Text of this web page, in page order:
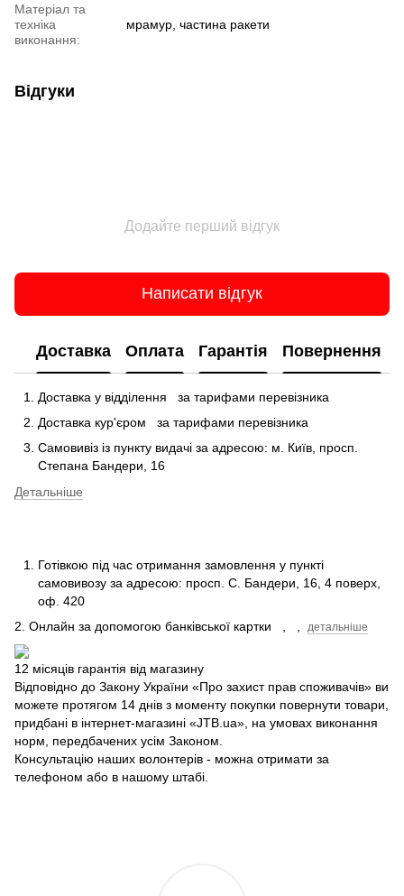
Матеріал та
техніка
виконання:
мрамур, частина ракети
Відгуки
Додайте перший відгук
Написати відгук
Доставка Оплата Гарантія Повернення
Доставка у відділення
за тарифами перевізника
Доставка кур'єром
за тарифами перевізника
Самовивіз із пункту видачі за адресою: м. Київ, просп.
Степана Бандери, 16
Детальніше
Готівкою під час отримання замовлення у пункті
самовивозу за адресою: просп. С. Бандери, 16, 4 поверх,
оф. 420
2. Онлайн за допомогою банківської картки
детальніше
12 місяців гарантія від магазину
Відповідно до Закону України «Про захист прав споживачів» ви
можете протягом 14 днів з моменту покупки повернути товари,
придбані в інтернет-магазині «JTB.ua», на умовах виконання
норм, передбачених усім Законом.
Консультацію наших волонтерів - можна отримати за
телефоном або в нашому штабі.